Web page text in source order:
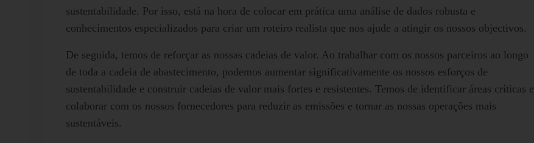
sustentabilidade. Por isso, está na hora de colocar em prática uma análise de dados robusta e
conhecimentos especializados para criar um roteiro realista que nos ajude a atingir os nossos objectivos.
De seguida, temos de reforçar as nossas cadeias de valor. Ao trabalhar com os nossos parceiros ao longo
de toda a cadeia de abastecimento, podemos aumentar significativamente os nossos esforços de
sustentabilidade e construir cadeias de valor mais fortes e resistentes. Temos de identificar áreas críticas e
colaborar com os nossos fornecedores para reduzir as emissões e tornar as nossas operações mais
sustentáveis.